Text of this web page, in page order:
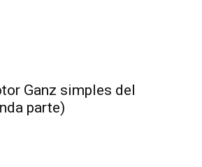
Ganz simples del
parte)